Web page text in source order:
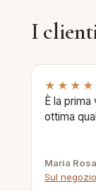
I
È la
ottima
Maria
Sul negozio